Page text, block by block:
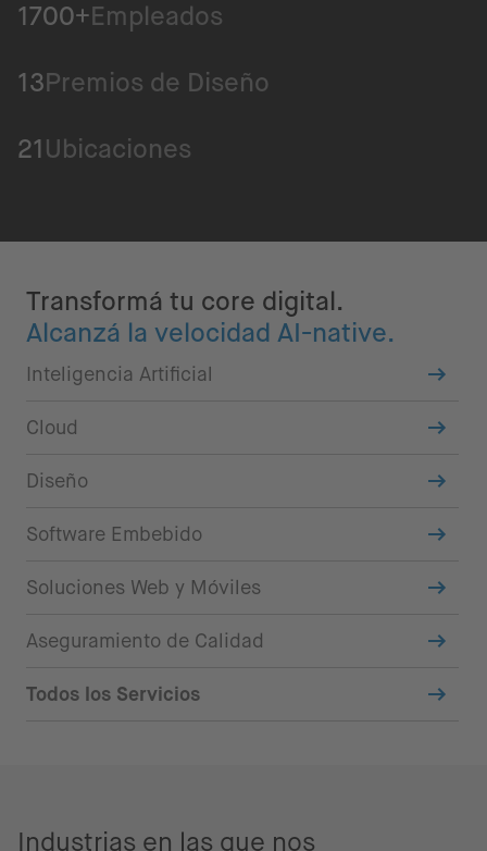
1700+Empleados
13Premios de Diseño
21Ubicaciones
Inteligencia Artificial
Cloud
Diseño
Software Embebido
Soluciones Web y Móviles
Aseguramiento de Calidad
Todos los Servicios
Transformá tu core digital.
Alcanzá la velocidad AI-native.
Industrias en las que nos